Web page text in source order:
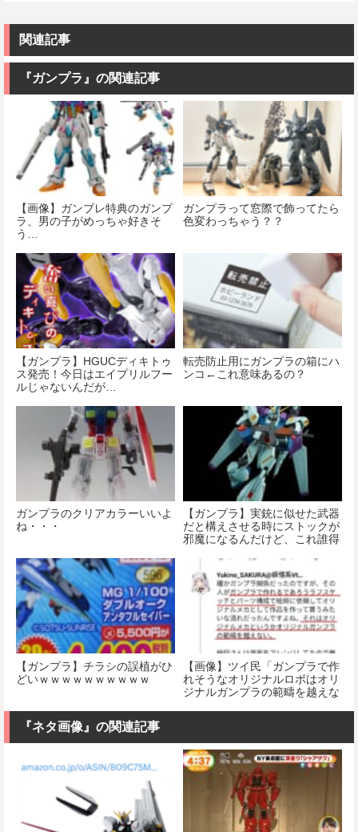
関連記事
『ガンプラ』の関連記事
【画像】ガンブレ特典のガンプ
ラ、男の子がめっちゃ好きそ
う…
ガンプラって窓際で飾ってたら
色変わっちゃう？？
【ガンプラ】HGUCディキトゥ
ス発売！今日はエイプリルフー
ルじゃないんだが…
転売防止用にガンプラの箱にハ
ンコ←これ意味あるの？
ガンプラのクリアカラーいいよ
ね・・・
【ガンプラ】実銃に似せた武器
だと構えさせる時にストックが
邪魔になるんだけど、これ誰得
【ガンプラ】チラシの誤植がひ
どいｗｗｗｗｗｗｗｗｗｗ
【画像】ツイ民「ガンプラで作
れそうなオリジナルロボはオリ
ジナルガンプラの範疇を越えな
『ネタ画像』の関連記事